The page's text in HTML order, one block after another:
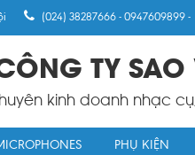
(024) 38287666 - 0947609899 -
TY SAO
kinh doanh nhạc
PHỤ KIỆN